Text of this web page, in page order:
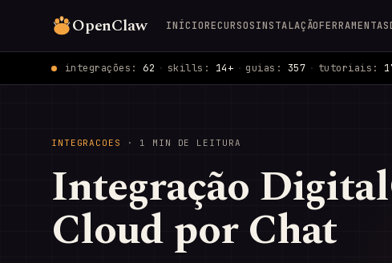
OpenClaw INÍCIORECURSOSINSTALAÇÃOFERRAMENTAS
integrações: 62 · skills: 14+ · guias: 357 · tutoriais:
INTEGRACOES · 1 MIN DE LEITURA
Integração
Cloud por Chat